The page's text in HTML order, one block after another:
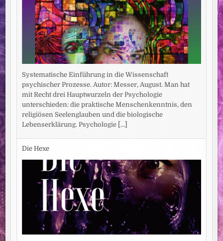
Systematische Einführung in die Wissenschaft
psychischer Prozesse. Autor: Messer, August. Man hat
mit Recht drei Hauptwurzeln der Psychologie
unterschieden: die praktische Menschenkenntnis, den
religiösen Seelenglauben und die biologische
Lebenserklärung. Psychologie [...]
Die Hexe